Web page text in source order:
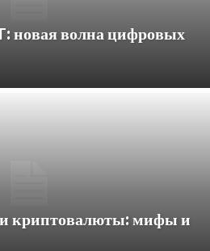
новая волна цифровых
криптовалюты: мифы и